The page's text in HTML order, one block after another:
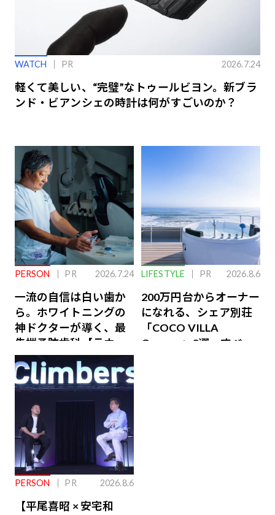
WATCH PR 2026.7.24
軽くて美しい、“完璧”なトゥールビヨン。新ブラ
ンド・ビアンシェの時計は何がすごいのか？
PERSON PR 2026.7.24
一流の自信は白い歯か
ら。ホワイトニングの
神ドクターが導く、最
先端予防歯科【ラウン
ジ会員特典あり】
LIFESTYLE PR 2026.8.6
200万円台からオーナー
になれる、シェア別荘
「COCO VILLA
Owners」3選。すべて
PERSON PR 2026.8.6
【平尾喜昭 × 安宅和